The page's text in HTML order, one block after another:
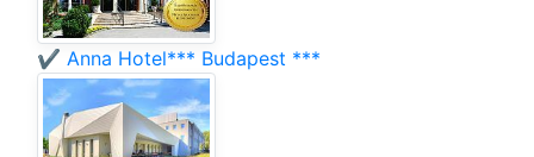
✔️ Anna Hotel*** Budapest ***